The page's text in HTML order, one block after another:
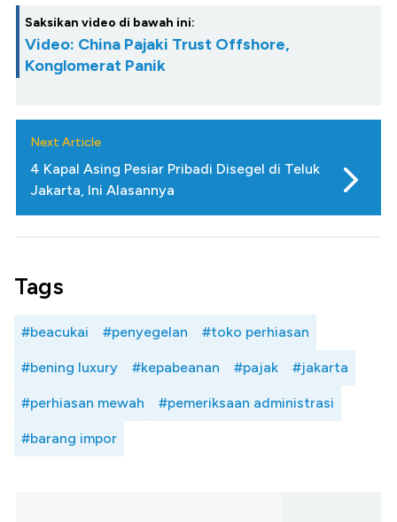
Saksikan video di bawah ini:
Video: China Pajaki Trust Offshore,
Konglomerat Panik
Next Article
4 Kapal Asing Pesiar Pribadi Disegel di Teluk
Jakarta, Ini Alasannya
Tags
#beacukai #penyegelan #toko perhiasan
#bening luxury #kepabeanan #pajak #jakarta
#perhiasan mewah #pemeriksaan administrasi
#barang impor